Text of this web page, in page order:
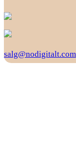
salg@nodigitalt.com